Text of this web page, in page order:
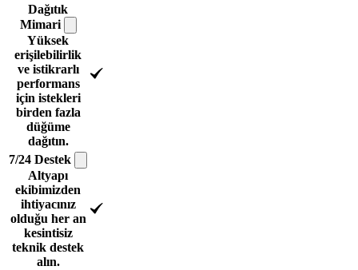
Dağıtık
Mimari
Yüksek
erişilebilirlik
ve istikrarlı
performans
için istekleri
birden fazla
düğüme
dağıtın.
7/24 Destek
Altyapı
ekibimizden
ihtiyacınız
olduğu her an
kesintisiz
teknik destek
alın.